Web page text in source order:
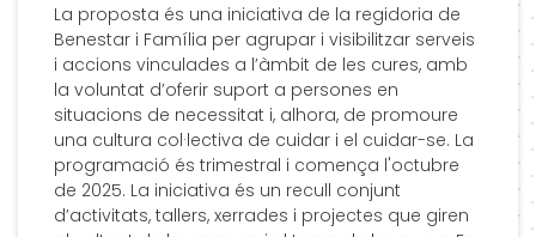
La proposta és una iniciativa de la regidoria de
Benestar i Família per agrupar i visibilitzar serveis
i accions vinculades a l’àmbit de les cures, amb
la voluntat d’oferir suport a persones en
situacions de necessitat i, alhora, de promoure
una cultura col·lectiva de cuidar i el cuidar-se. La
programació és trimestral i comença l'octubre
de 2025. La iniciativa és un recull conjunt
d’activitats, tallers, xerrades i projectes que giren